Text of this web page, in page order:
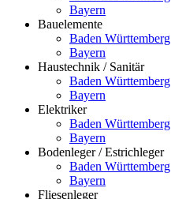
Bayern
Bauelemente
Baden Württemberg
Bayern
Haustechnik / Sanitär
Baden Württemberg
Bayern
Elektriker
Baden Württemberg
Bayern
Bodenleger / Estrichleger
Baden Württemberg
Bayern
Fliesenleger